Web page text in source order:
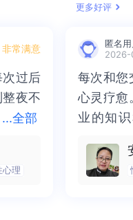
更多好评
非常满意
...全部
过后
夜不
不必
生所
旧日
过后
夜不
多年
于桎
靡有
日前
心理
匿名
2026-
每次和您
心灵疗愈
业的知
我喘不
逐渐释
每次和您
心灵疗愈
业的知识
气的情
然。感